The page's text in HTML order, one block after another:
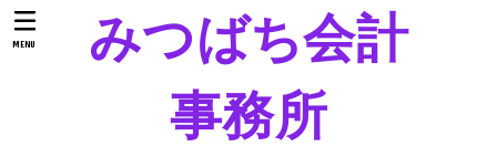
みつばち会計
事務所
MENU